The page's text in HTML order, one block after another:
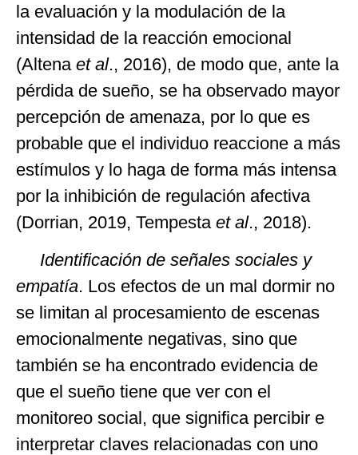
la evaluación y la modulación de la
intensidad de la reacción emocional
(Altena et al., 2016), de modo que, ante la
pérdida de sueño, se ha observado mayor
percepción de amenaza, por lo que es
probable que el individuo reaccione a más
estímulos y lo haga de forma más intensa
por la inhibición de regulación afectiva
(Dorrian, 2019, Tempesta et al., 2018).
Identificación de señales sociales y
empatía. Los efectos de un mal dormir no
se limitan al procesamiento de escenas
emocionalmente negativas, sino que
también se ha encontrado evidencia de
que el sueño tiene que ver con el
monitoreo social, que significa percibir e
interpretar claves relacionadas con uno